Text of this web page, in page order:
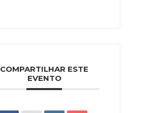
COMPARTILHAR ESTE
EVENTO